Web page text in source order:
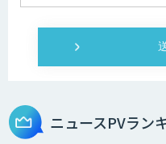
AI開発
ニュースPVラン